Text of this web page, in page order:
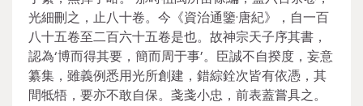
光細刪之，止八十卷。今《資治通鑒·唐紀》，自一百
八十五卷至二百六十五卷是也。故神宗天子序其書，
認為‘博而得其要，簡而周于事’。臣誠不自揆度，妄意
纂集，雖義例悉用光所創建，錯綜銓次皆有依憑，其
間牴牾，要亦不敢自保。戔戔小忠，前表蓋嘗具之。